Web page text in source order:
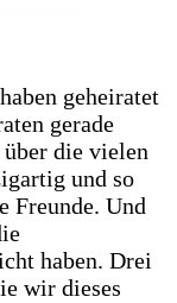
geheiratet
gerade
die vielen
und so
Freunde. Und
haben. Drei
wir dieses